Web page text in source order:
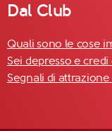
Dal Club
Quali sono le cose
Sei depresso e
Segnali di